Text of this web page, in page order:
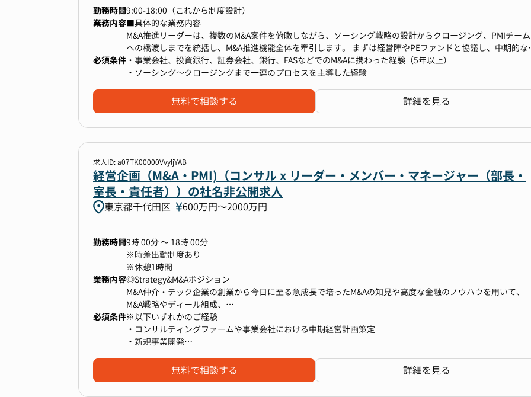
す。
・グループ成長とともに自分のキャリアも拡張
M&Aにより子会社が増える中で、グループ管理部門としてのキャリアを広げていける環境です。将来的には管
理部門リーダーや経営管理職へのステップアップも可能です。
ンです。
■ポジションの魅力
M&A推進担当は、会社の成長ストーリーの起点をつくるポジションです。あなたが発掘し、推進する一つひと
つの案件が、グループの未来像を形づくります。買収対象企業を見極め、経営陣やPEファンドと共に意思決定
描く経験ができます。
案件は一つとして同じものはなく、業界特性や企業文化、経営者の想いに触れながら最適なスキームや条件を
に至るまで案件を前に進めることは、経営そのものに直結する重要な意思決定の連続です。
さらに、当社は今後20〜30社のM&Aを連続的に実行し、5年後のIPOを目指す「非連続成長フェーズ」にあり
は他にはなく、ここでしか得られない唯一無二の経験となるでしょう。
勤務時間9:00-18:00（これから制度設計）
業務内容■具体的な業務内容
M&A推進リーダーは、複数のM&A案件を俯瞰しながら、ソーシング戦略の設計からクロージング、PMIチーム
への橋渡しまでを統括し、M&A推進機能全体を牽引します。 まずは経営陣やPEファンドと協議し、中期的な
長戦略に沿ったM&Aパイプラインを設計。業界全体を俯瞰し、優先度を踏まえたターゲットリストを管理・更
新します。メンバーレイヤーと連携し、候補先への初期接触や経営者面談をリードしつつ、条件交渉の初期フ
デューデリジェンスでは、財務・法務・税務・ビジネスの各領域の計画策定と進行管理を担い、外部の会計
士・弁護士・コンサルタントをディレクション。得られた知見を整理し、投資委員会や経営陣向けの検討資
だけでなく、チームマネジメントや業務プロセスの標準化、ナレッジ共有にも取り組んでいただき、M&A推進
機能をスケーラブルにし、複数案件を同時並行で回しても品質を落とさない「仕組み」をつくることが、リー
ダーの重要なミッションとなります。
■ポジションの魅力
並行で前に進める役割を担うポジションです。あなたが描くソーシング戦略や優先順位付けが、グループ全体
の成長スピードを左右します。 案件ごとに異なる経営者や企業文化に触れながら、デューデリジェンスや条件
交渉をリードし、最適なスキームをデザインするだけでなく、メンバーや外部専門家を束ねて成果を出す経験
は、まさに「経営者の右腕」としての成長機会です。投資委員会や経営会議の場で意思決定を支える立場とし
て、経営視点・投資家視点の両方を磨くことができます。 さらに、当社は今後20〜30社のM&Aを連続的に実行
し、5年以内のIPOを目指す「非連続成長フェーズ」の真っただ中であり、名門PEファンドの知見と資金力を背
景に、業界を変革するプロジェクトを最前線でリードできる環境で働くことは、非常に価値ある経験となるで
しょう。
必須条件 ・事業会社、投資銀行、証券会社、銀行、FASなどでのM&Aに携わった経験（5年以上）
・ソーシング〜クロージングまで一連のプロセスを主導した経験
無料で相談する 詳細を見る
求人ID: a07TK00000VvyljYAB
経営企画（M&A・PMI)（コンサル x リーダー・メンバー・マネージャー（部長・
室長・責任者））の社名非公開求人
東京都千代田区 600万円〜2000万円
勤務時間9時 00分 ～ 18時 00分
※時差出勤制度あり
※休憩1時間
業務内容◎Strategy&M&Aポジション
M&A仲介・テック企業の創業から今日に至る急成長で培ったM&Aの知見や高度な金融のノウハウを用いて、
M&A戦略やディール組成、
PMIなどのM&Aニーズやコーポレートガバナンス、中計策定などCxOアジェンダへのコンサルテーションをよ
強化するために、専門チームを設立致しました。
な経営戦略によるご支援をすることを目的としており、
Pre/On/Postフェーズまで一気通貫で、M&A仲介・テック企業とコラボレーションしながらディールを進め
必須条件※以下いずれかのご経験
・コンサルティングファームや事業会社における中期経営計画策定
・新規事業開発
・ガバナンス改革
・企業変革（BPR、DX推進等）
無料で相談する 詳細を見る